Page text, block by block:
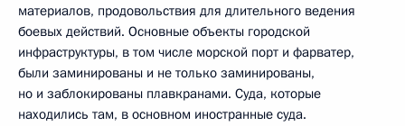
материалов, продовольствия для длительного ведения
боевых действий. Основные объекты городской
инфраструктуры, в том числе морской порт и фарватер,
были заминированы и не только заминированы,
но и заблокированы плавкранами. Суда, которые
находились там, в основном иностранные суда.